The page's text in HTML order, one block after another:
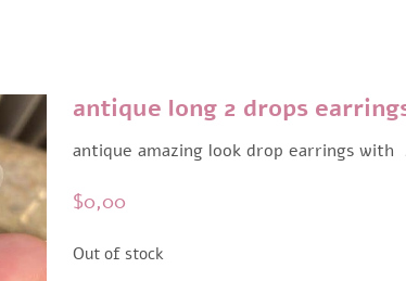
antique long 2 drops
antique amazing look drop earrings
$0,00
Out of stock